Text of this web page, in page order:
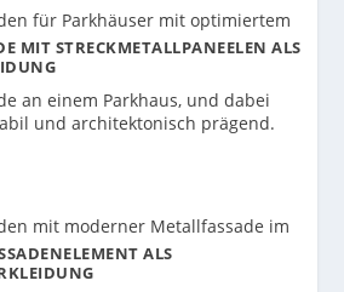
MIT STRECKMETALLPANEELEN ALS
an einem Parkhaus, und dabei
und architektonisch prägend.
ALS